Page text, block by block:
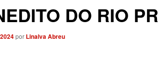
DO RIO
por Linalva Abreu